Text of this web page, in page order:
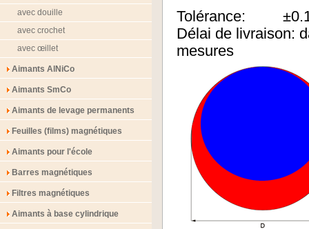
avec douille
avec crochet
avec œillet
Aimants AlNiCo
Aimants SmCo
Aimants de levage permanents
Feuilles (films) magnétiques
Aimants pour l'école
Barres magnétiques
Filtres magnétiques
Aimants à base cylindrique
Tolérance:
Délai de livraison:
mesures